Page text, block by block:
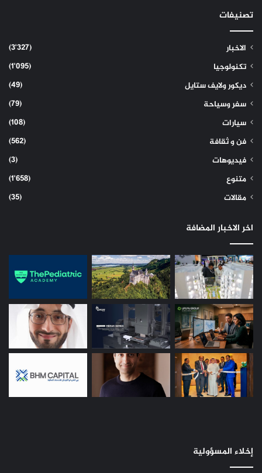
تصنيفات
الاخبار
(3٬327)
تكنولوجيا
(1٬095)
ديكور ولايف ستايل
(49)
سفر وسياحة
(79)
سيارات
(108)
فن و ثقافة
(562)
فيديوهات
(3)
متنوع
(1٬658)
مقالات
(35)
اخر الاخبار المضافة
إخلاء المسؤولية